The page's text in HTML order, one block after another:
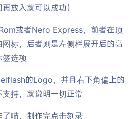
放入就可以成功）
或者Nero Express，前者在顶
标，后者则是左侧栏展开后的高
签选项
的Logo，并且右下角偏上的
持，就说明一切正常
喵，制作完点击刻录